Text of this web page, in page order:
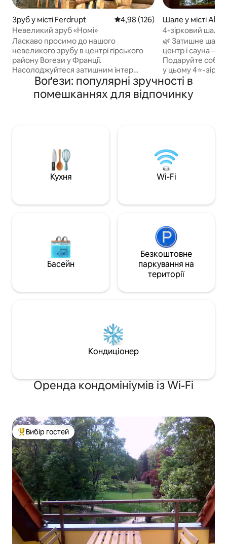
Зруб у місті Ferdrupt Середня оцінка: 4,98 з 5,
4,98 (126)
Невеликий зруб «Номі»
Ласкаво просимо до нашого
невеликого зрубу в центрі гірського
району Вогези у Франції.
Насолоджуйтеся затишним інтер
'єром для перебування з друзями або
парою. Помешкання обладнане
кухнею(ette), яка дозволяє готувати
довгі походи в навколишні гори, ми
будемо раді вітати вас. Ми можемо
допомогти вам з пропозиціями вільно
володіти англійською, французькою
Шале у місті
4-зірковий шале
центром і
🌿 Затишне шале
центр і сауна –
Подаруйте собі
у цьому 4⭐-
розташованому в
створене наче
спокійною
перебування,
оздоровленню. 📍 Гарантований
спокій,
Воґези: популярні зручності в
помешканнях для відпочинку
Кухня Wi-Fi
Басейн
Безкоштовне
паркування на
території
Кондиціонер
Оренда кондомініумів із Wi-Fi
Топ вибір гостей
Вибір гостей